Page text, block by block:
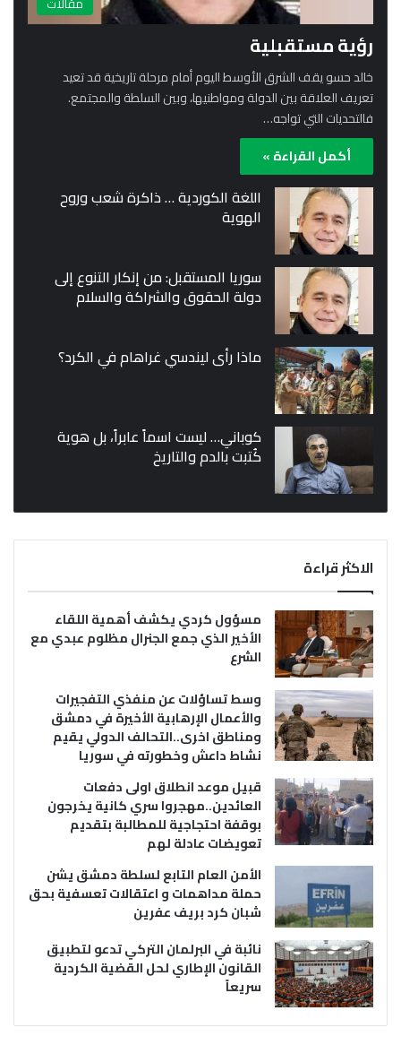
رؤية مستقبلية
خالد حسو يقف الشرق الأوسط اليوم أمام مرحلة تاريخية قد تعيد
تعريف العلاقة بين الدولة ومواطنيها، وبين السلطة والمجتمع.
فالتحديات التي تواجه…
أكمل القراءة »
اللغة الكوردية … ذاكرة شعب وروح
الهوية
سوريا المستقبل: من إنكار التنوع إلى
دولة الحقوق والشراكة والسلام
ماذا رأى ليندسي غراهام في الكرد؟
كوباني… ليست اسماً عابراً، بل هوية
كُتبت بالدم والتاريخ
الاكثر قراءة
مسؤول كردي يكشف أهمية اللقاء
الأخير الذي جمع الجنرال مظلوم عبدي مع
الشرع
وسط تساؤلات عن منفذي التفجيرات
والأعمال الإرهابية الأخيرة في دمشق
ومناطق اخرى..التحالف الدولي يقيم
نشاط داعش وخطورته في سوريا
قبيل موعد انطلاق اولى دفعات
العائدين..مهجروا سري كانية يخرجون
بوقفة احتجاجية للمطالبة بتقديم
تعويضات عادلة لهم
الأمن العام التابع لسلطة دمشق يشن
حملة مداهمات و اعتقالات تعسفية بحق
شبان كرد بريف عفرين
نائبة في البرلمان التركي تدعو لتطبيق
القانون الإطاري لحل القضية الكردية
سريعاً